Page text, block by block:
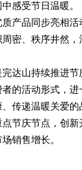
感受节日温暖。
品同步亮相活
密、秩序井然
山持续推进节
的活动形式，
传递温暖关爱的
庆节点，创新
销售增长。